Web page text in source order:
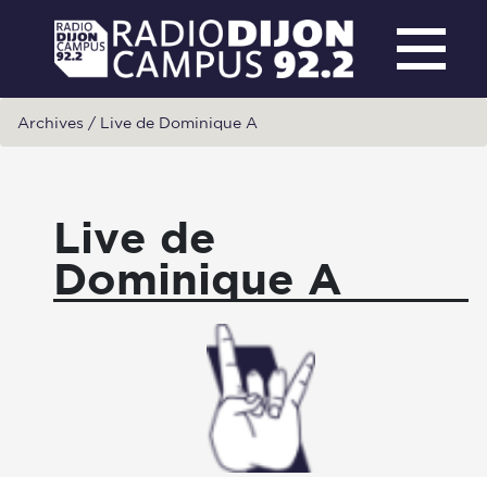
Archives / Live de Dominique A
Live de
Dominique A